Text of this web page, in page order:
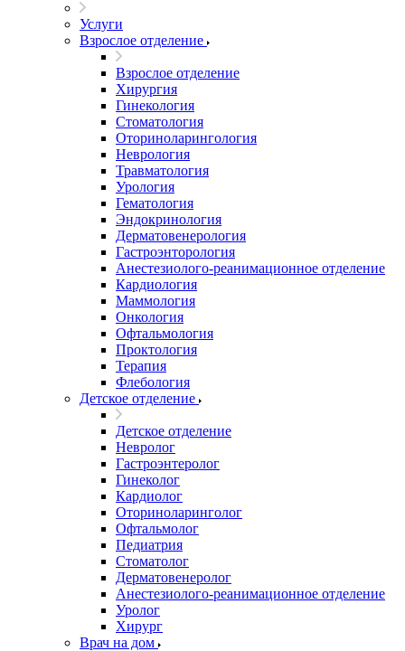
Услуги
Взрослое отделение
Взрослое отделение
Хирургия
Гинекология
Стоматология
Оториноларингология
Неврология
Травматология
Урология
Гематология
Эндокринология
Дерматовенерология
Гастроэнторология
Анестезиолого-реанимационное отделение
Кардиология
Маммология
Онкология
Офтальмология
Проктология
Терапия
Флебология
Детское отделение
Детское отделение
Невролог
Гастроэнтеролог
Гинеколог
Кардиолог
Оториноларинголог
Офтальмолог
Педиатрия
Стоматолог
Дерматовенеролог
Анестезиолого-реанимационное отделение
Уролог
Хирург
Врач на дом